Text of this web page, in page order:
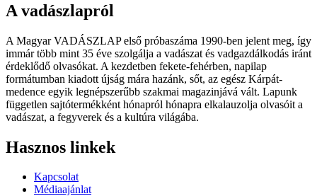
A vadászlapról
A Magyar VADÁSZLAP első próbaszáma 1990-ben jelent meg, így
immár több mint 35 éve szolgálja a vadászat és vadgazdálkodás iránt
érdeklődő olvasókat. A kezdetben fekete-fehérben, napilap
formátumban kiadott újság mára hazánk, sőt, az egész Kárpát-
medence egyik legnépszerűbb szakmai magazinjává vált. Lapunk
független sajtótermékként hónapról hónapra elkalauzolja olvasóit a
vadászat, a fegyverek és a kultúra világába.
Hasznos linkek
Kapcsolat
Médiaajánlat